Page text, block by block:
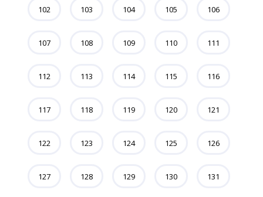
102 103 104 105 106
107 108 109 110 111
112 113 114 115 116
117 118 119 120 121
122 123 124 125 126
127 128 129 130 131